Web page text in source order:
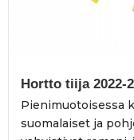
Hortto tiija 2022-
Pienimuotoisessa
suomalaiset ja